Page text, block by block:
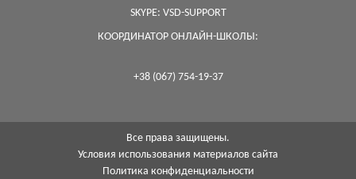
SKYPE: VSD-SUPPORT
КООРДИНАТОР ОНЛАЙН-ШКОЛЫ:
+38 (067) 754-19-37
Все права защищены.
Условия использования материалов сайта
Политика конфиденциальности